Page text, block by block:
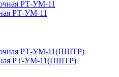
РТ-УМ-11
РТ-УМ-11(ПШТР)